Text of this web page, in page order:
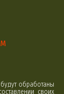
обработаны
своих